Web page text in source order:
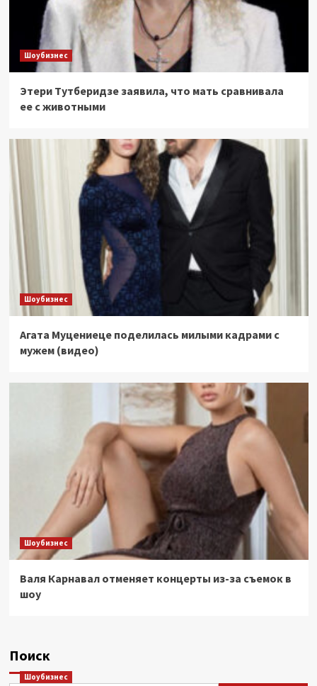
Шоубизнес
Этери Тутберидзе заявила, что мать сравнивала
ее с животными
Шоубизнес
Агата Муцениеце поделилась милыми кадрами с
мужем (видео)
Шоубизнес
Валя Карнавал отменяет концерты из-за съемок в
шоу
Поиск
Шоубизнес